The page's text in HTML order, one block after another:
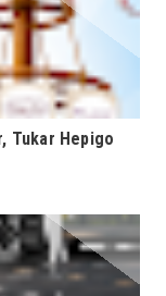
Tukar Hepigo